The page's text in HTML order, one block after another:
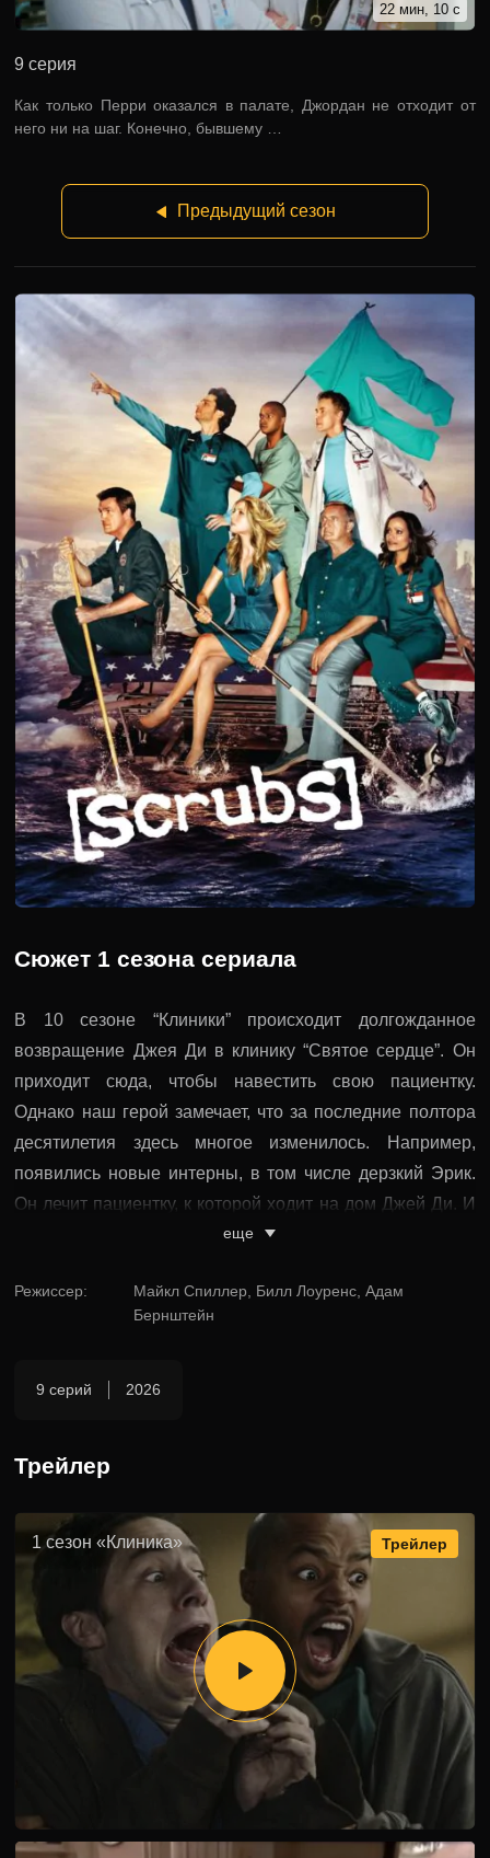
22 мин, 10 с
9 серия
Как только Перри оказался в палате, Джордан не отходит от
него ни на шаг. Конечно, бывшему …
Предыдущий сезон
Сюжет 1 сезона сериала
В 10 сезоне “Клиники” происходит долгожданное
возвращение Джея Ди в клинику “Святое сердце”. Он
приходит сюда, чтобы навестить свою пациентку.
Однако наш герой замечает, что за последние полтора
десятилетия здесь многое изменилось. Например,
появились новые интерны, в том числе дерзкий Эрик.
Он лечит пациентку, к которой ходит на дом Джей Ди. И
между ними сразу же возникают недопонимания.
Также господин Дориан сталкивается с Крисом Терком.
Когда-то они были закадычными приятелями, а потому с
вызывает и случайная встреча с Эллиот. Бывшая жена
Перри Коксом, который по-прежнему руководит
больницей. Опытный врач сетует на то, что многое
здесь изменилось не в лучшую сторону. И сам он уже не
может улучшить ситуацию, а потому предлагает Джею
Ди вернуться в клинику! Наш герой после некоторых
размышлений соглашается.
В 10 сезоне “Scrubs” весельчак Дориан не просто
возвращается в больницу, а сразу занимает должность
руководителя отделения терапии. Перри видит в нем
своего преемника. Вот только его назначение
некоторым не нравится. Например, Эрику Парку. Врач
еще
Режиссер:
Майкл Спиллер, Билл Лоуренс, Адам
Бернштейн
9 серий 2026
Трейлер
1 сезон «Клиника» Трейлер